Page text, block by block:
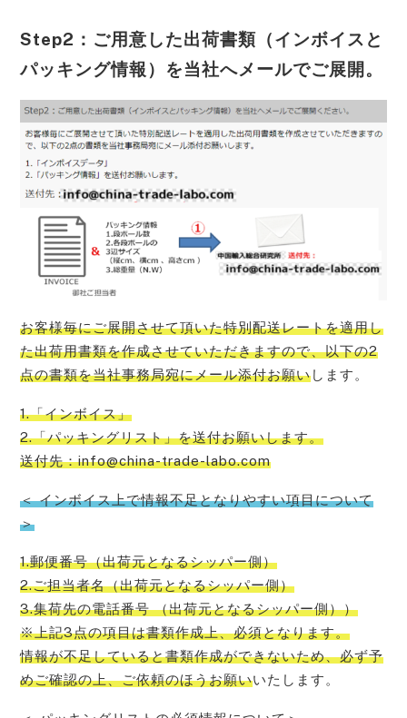
Step2：ご用意した出荷書類（インボイスと
パッキング情報）を当社へメールでご展開。
お客様毎にご展開させて頂いた特別配送レートを適用し
た出荷用書類を作成させていただきますので、以下の2
点の書類を当社事務局宛にメール添付お願いします。
1.「インボイス」
2.「パッキングリスト」を送付お願いします。
送付先：info@china-trade-labo.com
＜ インボイス上で情報不足となりやすい項目について
＞
1.郵便番号（出荷元となるシッパー側）
2.ご担当者名（出荷元となるシッパー側）
3.集荷先の電話番号 （出荷元となるシッパー側））
※上記3点の項目は書類作成上、必須となります。
情報が不足していると書類作成ができないため、必ず予
めご確認の上、ご依頼のほうお願いいたします。